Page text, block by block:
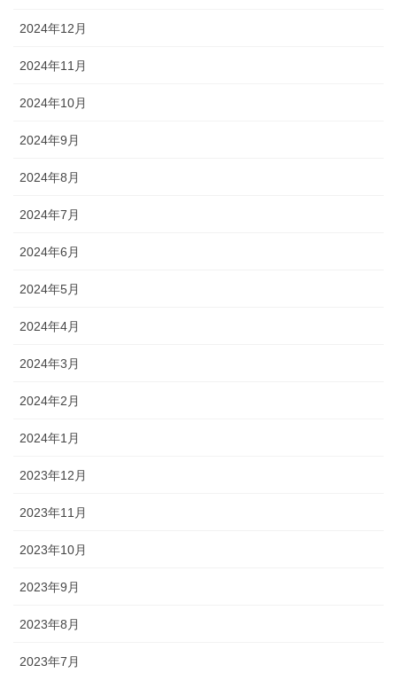
2024年12月
2024年11月
2024年10月
2024年9月
2024年8月
2024年7月
2024年6月
2024年5月
2024年4月
2024年3月
2024年2月
2024年1月
2023年12月
2023年11月
2023年10月
2023年9月
2023年8月
2023年7月